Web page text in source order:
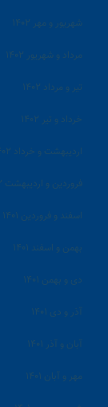
شهریور و مهر ۱۴۰۲
مرداد و شهریور ۱۴۰۲
تیر و مرداد ۱۴۰۲
خرداد و تیر ۱۴۰۲
اردیبهشت و خرداد ۱۴۰۲
فروردین و اردیبهشت ۱۴۰۲
اسفند و فروردین ۱۴۰۱
بهمن و اسفند ۱۴۰۱
دی و بهمن ۱۴۰۱
آذر و دی ۱۴۰۱
آبان و آذر ۱۴۰۱
مهر و آبان ۱۴۰۱